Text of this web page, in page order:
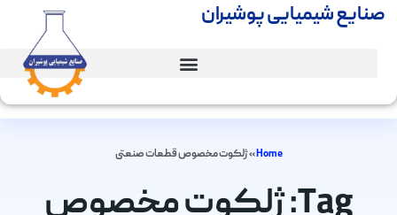
صنایع شیمیایی پوشیران
Home
»ژلکوت مخصوص قطعات صنعتی